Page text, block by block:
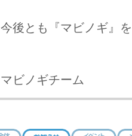
今後とも『マビノギ』
マビノギチーム